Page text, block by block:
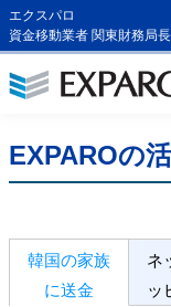
エクスパロ
資金移動業者 関東財務局
EXPAROの
韓国の家族
に送金
ネ
ッ